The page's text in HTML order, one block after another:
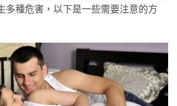
多種危害，以下是一些需要注意的方